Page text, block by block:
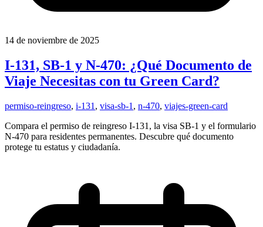
14 de noviembre de 2025
I-131, SB-1 y N-470: ¿Qué Documento de
Viaje Necesitas con tu Green Card?
permiso-reingreso, i-131 , visa-sb-1 , n-470, viajes-green-card
Compara el permiso de reingreso I-131, la visa SB-1 y el formulario
N-470 para residentes permanentes. Descubre qué documento
protege tu estatus y ciudadanía.